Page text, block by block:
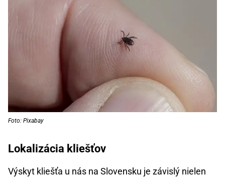
Foto: Pixabay
Lokalizácia kliešťov
Výskyt kliešťa u nás na Slovensku je závislý nielen